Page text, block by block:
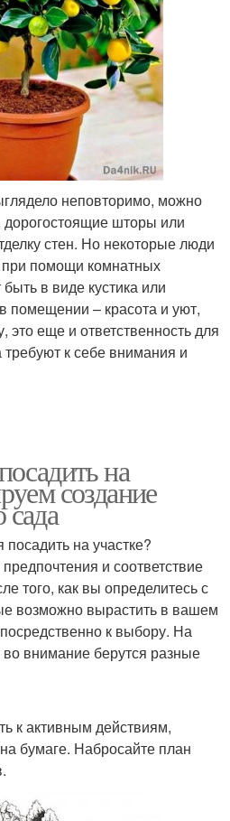
неповторимо, можно
дорогостоящие шторы или
стен. Но некоторые люди
помощи комнатных
в виде кустика или
помещении – красота и уют,
это еще и ответственность для
требуют к себе внимания и
на
создание
на участке?
и соответствие
того, как вы определитесь с
возможно вырастить в вашем
к выбору. На
во внимание берутся разные
к активным действиям,
бумаге. Набросайте план